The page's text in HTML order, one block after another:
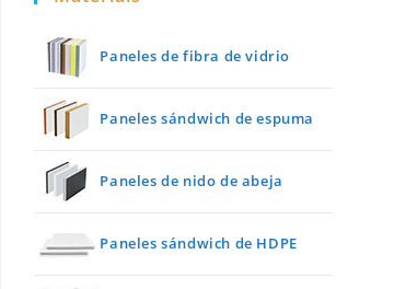
Paneles de fibra de vidrio
Paneles sándwich de espuma
Paneles de nido de abeja
Paneles sándwich de HDPE